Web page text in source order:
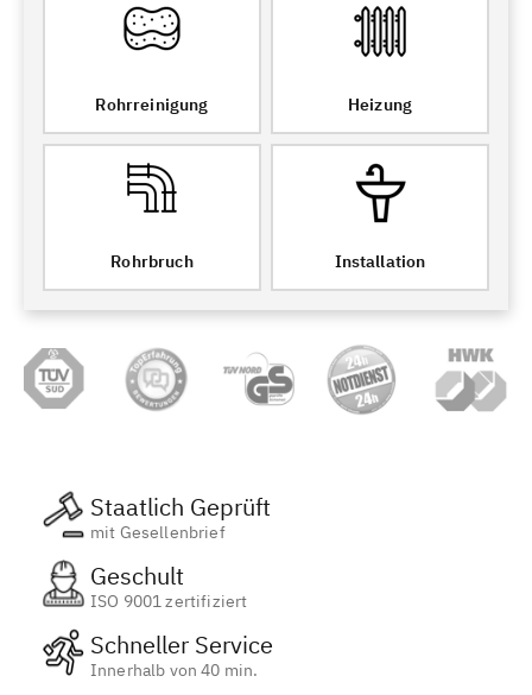
Rohrreinigung Heizung
Rohrbruch Installation
Staatlich Geprüft
mit Gesellenbrief
Geschult
ISO 9001 zertifiziert
Schneller Service
Innerhalb von 40 min.